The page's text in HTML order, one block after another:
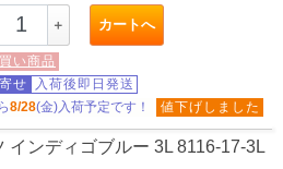
＋ カートへ
い商品
せ
入荷後即日発送
8/28(金)入荷予定です！ 値下げしました
インディゴブルー 3L 8116-17-3L